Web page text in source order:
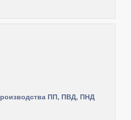
ПП, ПВД, ПНД